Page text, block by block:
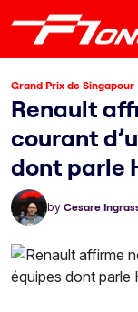
Grand Prix de Singapour
Renault
courant
dont parle
by Cesare